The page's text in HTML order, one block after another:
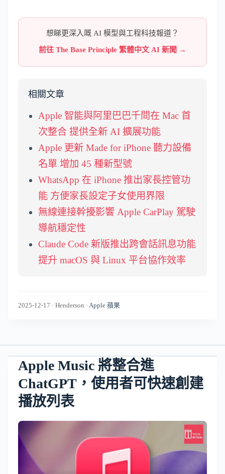
想睇更深入嘅 AI 模型與工程科技報道？
前往 The Base Principle 繁體中文 AI 新聞 →
相關文章
Apple 智能與阿里巴巴千問在 Mac 首
次整合 提供全新 AI 擴展功能
Apple 更新 Made for iPhone 聽力設備
名單 增加 45 種新型號
WhatsApp 在 iPhone 推出家長控管功
能 方便家長設定子女使用界限
無線連接幹擾影響 Apple CarPlay 駕駛
導航穩定性
Claude Code 新版推出跨會話訊息功能
提升 macOS 與 Linux 平台協作效率
2025-12-17 · Henderson · Apple 蘋果
Apple Music 將整合進
ChatGPT，使用者可快速創建
播放列表